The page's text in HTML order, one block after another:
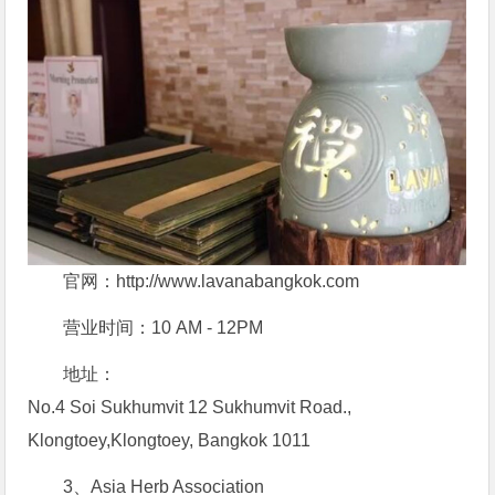
官网：http://www.lavanabangkok.com
营业时间：10 AM - 12PM
地址：
No.4 Soi Sukhumvit 12 Sukhumvit Road.,
Klongtoey,Klongtoey, Bangkok 1011
3、Asia Herb Association